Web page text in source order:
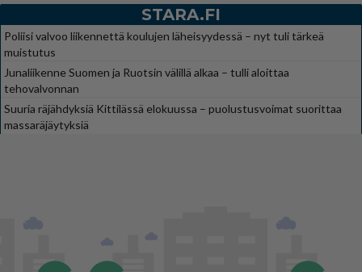
STARA.FI
Poliisi valvoo liikennettä koulujen läheisyydessä – nyt tuli tärkeä
muistutus
Junaliikenne Suomen ja Ruotsin välillä alkaa – tulli aloittaa
tehovalvonnan
Suuria räjähdyksiä Kittilässä elokuussa – puolustusvoimat suorittaa
massaräjäytyksiä